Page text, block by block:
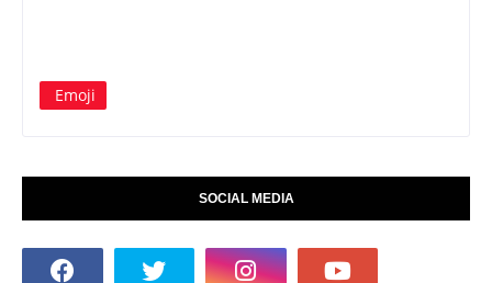
Emoji
SOCIAL MEDIA